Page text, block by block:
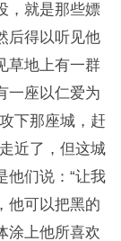
，就是那些嫖
后得以听见他
草地上有一群
一座以仁爱为
下那座城，赶
近了，但这城
他们说：“让我
他可以把黑的
涂上他所喜欢